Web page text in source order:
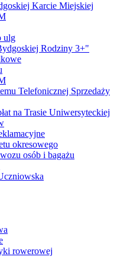
Karcie Miejskiej
ulg
Rodziny 3+"
Telefonicznej Sprzedaży
na Trasie Uniwersyteckiej
okresowego
osób i bagażu
rowerowej